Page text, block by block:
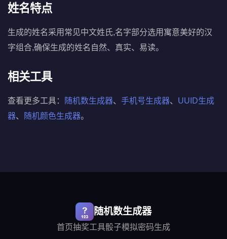
姓名特点
生成的姓名采用常见中文姓氏,名字部分选用寓意美好的汉
字组合,确保生成的姓名自然、真实、易读。
相关工具
查看更多工具： 随机数生成器、 手机号生成器、 UUID生成
器、 随机颜色生成器。
随机数生成器
首页抽奖工具骰子模拟密码生成